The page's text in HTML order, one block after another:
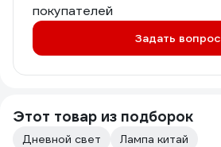
покупателей
Задать вопрос
Этот товар из подборок
Дневной свет
Лампа китай